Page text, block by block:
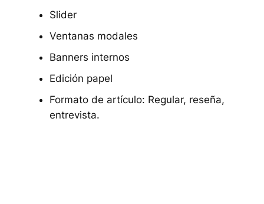
Slider
Ventanas modales
Banners internos
Edición papel
Formato de artículo: Regular, reseña,
entrevista.